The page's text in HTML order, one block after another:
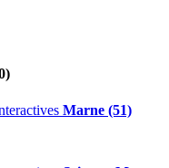
Marne (51)